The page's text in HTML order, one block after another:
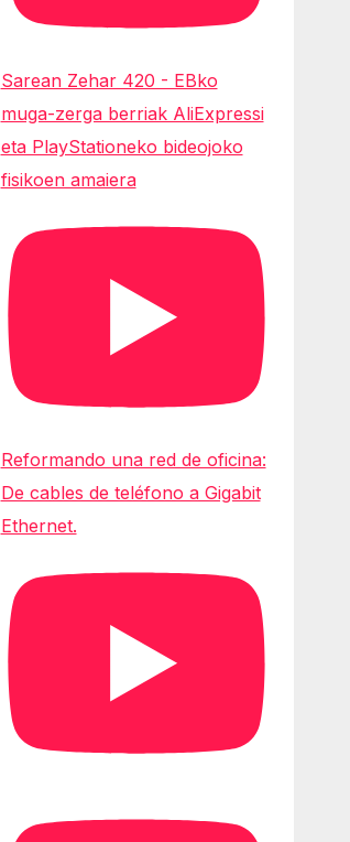
Sarean Zehar 420 - EBko
muga-zerga berriak AliExpressi
eta PlayStationeko bideojoko
fisikoen amaiera
Reformando una red de oficina:
De cables de teléfono a Gigabit
Ethernet.